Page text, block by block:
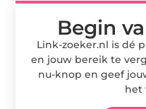
Begin
Link-zoeker.nl is dé
en jouw bereik te
nu-knop en geef
het